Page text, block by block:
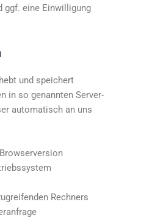
ggf. eine Einwilligung
und speichert
in so genannten Server-
automatisch an uns
Rechners